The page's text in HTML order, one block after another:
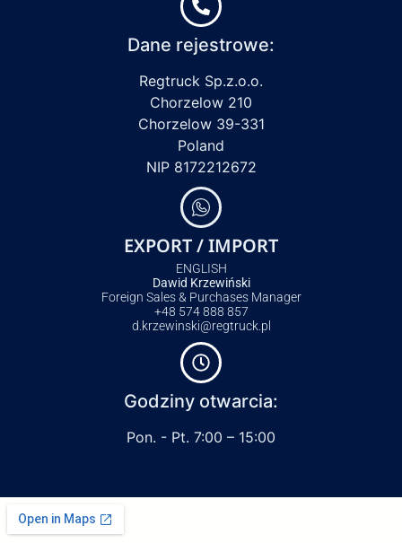
Dane rejestrowe:
Regtruck Sp.z.o.o.
Chorzelow 210
Chorzelow 39-331
Poland
NIP 8172212672
EXPORT / IMPORT
ENGLISH
Dawid Krzewiński
Foreign Sales & Purchases Manager
+48 574 888 857
d.krzewinski@regtruck.pl
Godziny otwarcia:
Pon. - Pt. 7:00 – 15:00